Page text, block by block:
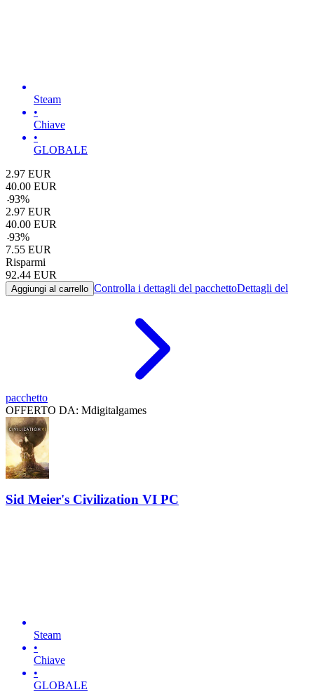
Steam
•
Chiave
•
GLOBALE
2.97 EUR
40.00 EUR
-93%
2.97 EUR
40.00 EUR
-93%
7.55 EUR
Risparmi
92.44 EUR
Aggiungi al carrello Controlla i dettagli del pacchettoDettagli del
pacchetto
OFFERTO DA: Mdigitalgames
Sid Meier's Civilization VI PC
Steam
•
Chiave
•
GLOBALE